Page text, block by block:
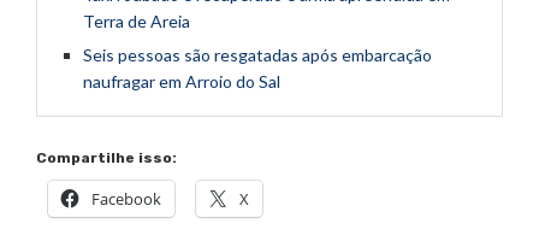
Terra de Areia
Seis pessoas são resgatadas após embarcação
naufragar em Arroio do Sal
Compartilhe isso:
Facebook X